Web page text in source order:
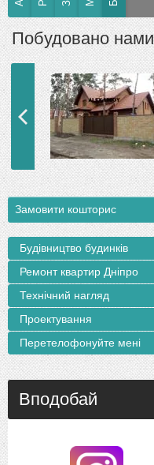
Побудовано нами
Замовити кошторис
Будівництво будинків
Ремонт квартир Дніпро
Технічний нагляд
Проектування
Перетелофонуйте мені
Вподобай